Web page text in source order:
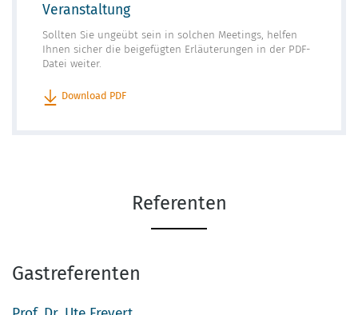
Veranstaltung
Sollten Sie ungeübt sein in solchen Meetings, helfen
Ihnen sicher die beigefügten Erläuterungen in der PDF-
Datei weiter.
Download PDF
Referenten
Gastreferenten